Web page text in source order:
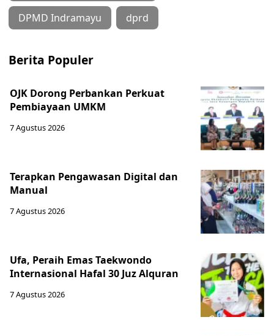
DPMD Indramayu dprd
Berita Populer
OJK Dorong Perbankan Perkuat
Pembiayaan UMKM
7 Agustus 2026
Terapkan Pengawasan Digital dan
Manual
7 Agustus 2026
Ufa, Peraih Emas Taekwondo
Internasional Hafal 30 Juz Alquran
7 Agustus 2026